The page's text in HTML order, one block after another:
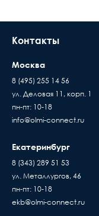
Контакты
Москва
8 (495) 255 14 56
ул. Деловая 11, корп. 1
пн-пт: 10-18
info@olmi-connect.ru
Екатеринбург
8 (343) 289 51 53
ул. Металлургов, 46
пн-пт: 10-18
ekb@olmi-connect.ru